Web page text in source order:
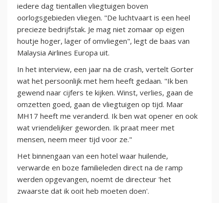
iedere dag tientallen vliegtuigen boven
oorlogsgebieden vliegen. "De luchtvaart is een heel
precieze bedrijfstak. Je mag niet zomaar op eigen
houtje hoger, lager of omvliegen", legt de baas van
Malaysia Airlines Europa uit.
In het interview, een jaar na de crash, vertelt Gorter
wat het persoonlijk met hem heeft gedaan. "Ik ben
gewend naar cijfers te kijken. Winst, verlies, gaan de
omzetten goed, gaan de vliegtuigen op tijd. Maar
MH17 heeft me veranderd. Ik ben wat opener en ook
wat vriendelijker geworden. Ik praat meer met
mensen, neem meer tijd voor ze."
Het binnengaan van een hotel waar huilende,
verwarde en boze familieleden direct na de ramp
werden opgevangen, noemt de directeur 'het
zwaarste dat ik ooit heb moeten doen'.